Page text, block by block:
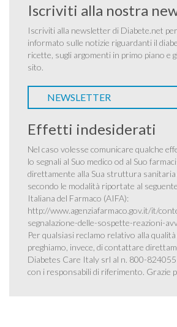
Iscriviti alla nostra
Iscriviti alla newsletter di Diabete.net
informato sulle notizie riguardanti il
ricette, sugli argomenti in primo piano e
sito.
NEWSLETTER
Effetti indesiderati
Nel caso volesse comunicare qualche
lo segnali al Suo medico od al Suo
direttamente alla Sua struttura
secondo le modalità riportate al
Italiana del Farmaco (AIFA):
http://www.agenziafarmaco.gov.it/it/
segnalazione-delle-sospette-reazioni-
Per qualsiasi reclamo relativo alla
preghiamo, invece, di contattare
Diabetes Care Italy srl al n. 800-
con i responsabili di riferimento. Grazie